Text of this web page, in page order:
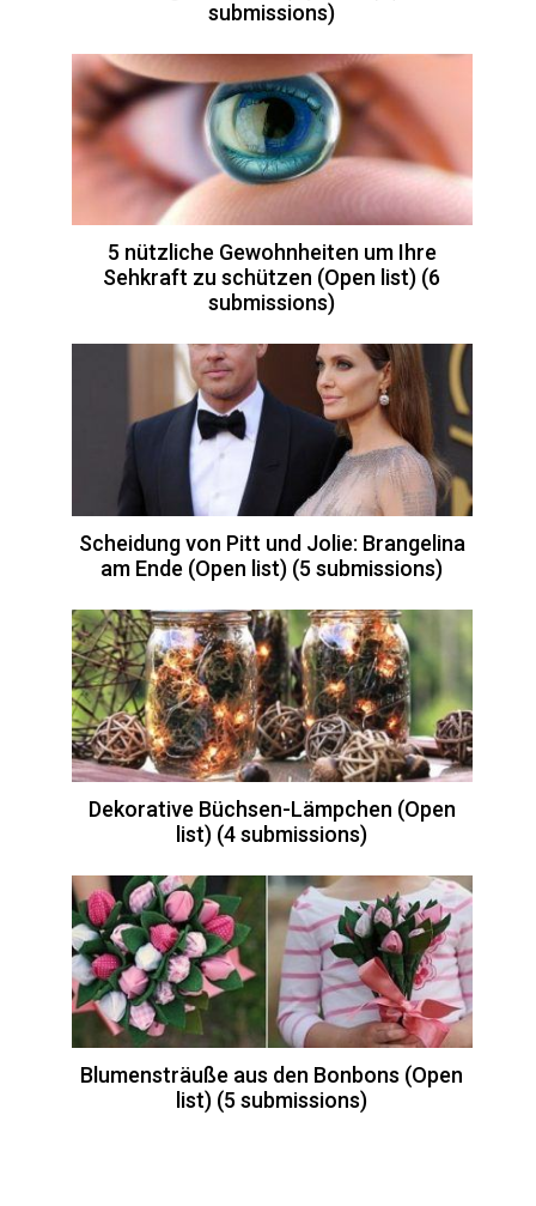
submissions)
5 nützliche Gewohnheiten um Ihre
Sehkraft zu schützen (Open list) (6
submissions)
Scheidung von Pitt und Jolie: Brangelina
am Ende (Open list) (5 submissions)
Dekorative Büchsen-Lämpchen (Open
list) (4 submissions)
Blumensträuße aus den Bonbons (Open
list) (5 submissions)